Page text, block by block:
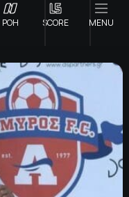
ΡΟΗ SCORE MENU